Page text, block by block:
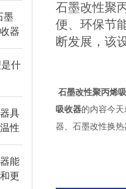
墨
器
什
具
性
能
更
石墨改性聚
便、环保节
断发展，该
石墨改性聚丙烯
吸收器的内容今
器、石墨改性换热